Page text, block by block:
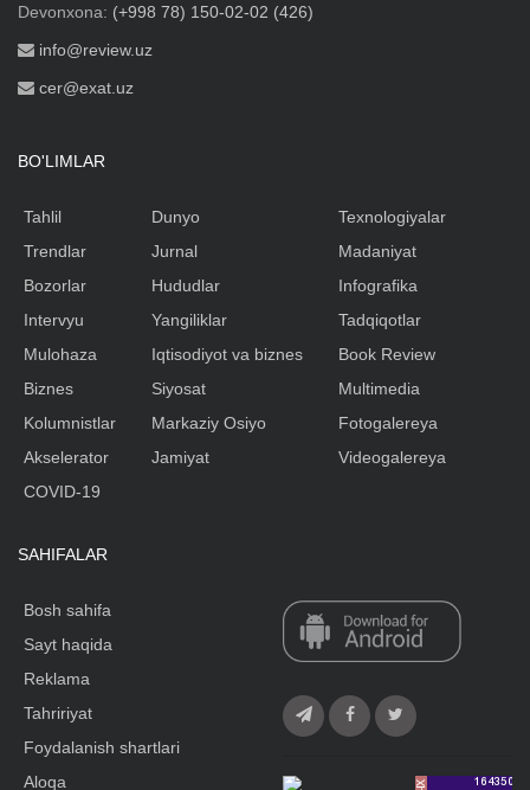
Devonxona: (+998 78) 150-02-02 (426)
info@review.uz
cer@exat.uz
BO'LIMLAR
Tahlil
Trendlar
Bozorlar
Intervyu
Mulohaza
Biznes
Kolumnistlar
Akselerator
Dunyo
Jurnal
Hududlar
Yangiliklar
Iqtisodiyot va biznes
Siyosat
Markaziy Osiyo
Jamiyat
Texnologiyalar
Madaniyat
Infografika
Tadqiqotlar
Book Review
Multimedia
Fotogalereya
Videogalereya
COVID-19
SAHIFALAR
Bosh sahifa
Sayt haqida
Reklama
Tahririyat
Foydalanish shartlari
Aloqa